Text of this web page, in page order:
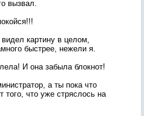
вызвал.
картину в целом,
быстрее, нежели я.
И она забыла блокнот!
а ты пока что
что уже стряслось на